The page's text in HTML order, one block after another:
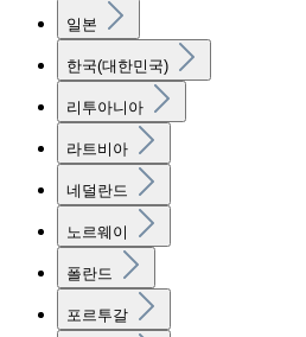
일본
한국(대한민국)
리투아니아
라트비아
네덜란드
노르웨이
폴란드
포르투갈